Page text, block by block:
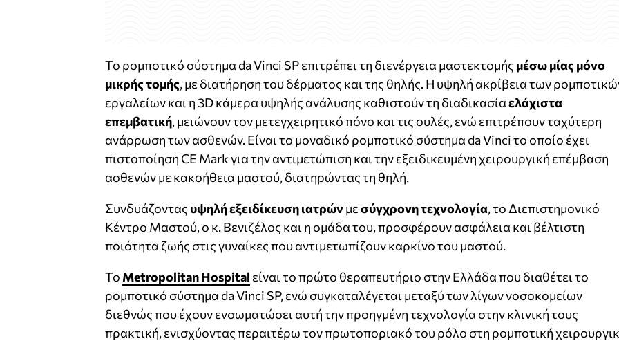
Το ρομποτικό σύστημα da Vinci SP επιτρέπει τη διενέργεια μαστεκτομής μέσω μίας μόνο
μικρής τομής, με διατήρηση του δέρματος και της θηλής. Η υψηλή ακρίβεια των
εργαλείων και η 3D κάμερα υψηλής ανάλυσης καθιστούν τη διαδικασίαελάχιστα
επεμβατική, μειώνουν τον μετεγχειρητικό πόνο και τις ουλές, ενώ επιτρέπουν ταχύτερη
ανάρρωση των ασθενών. Είναι το μοναδικό ρομποτικό σύστημα da Vinci το οποίο έχει
πιστοποίηση CE Mark για την αντιμετώπιση και την εξειδικευμένη χειρουργική επέμβαση
ασθενών με κακοήθεια μαστού, διατηρώντας τη θηλή.
Συνδυάζοντας υψηλή εξειδίκευση ιατρώνμεσύγχρονη τεχνολογία, το Διεπιστημονικό
Κέντρο Μαστού, ο κ. Βενιζέλος και η ομάδα του, προσφέρουν ασφάλεια και βέλτιστη
ποιότητα ζωής στις γυναίκες που αντιμετωπίζουν καρκίνο του μαστού.
Το Metropolitan Hospital είναι το πρώτο θεραπευτήριο στην Ελλάδα που διαθέτει το
ρομποτικό σύστημα da Vinci SP, ενώ συγκαταλέγεται μεταξύ των λίγων νοσοκομείων
διεθνώς που έχουν ενσωματώσει αυτή την προηγμένη τεχνολογία στην κλινική τους
πρακτική, ενισχύοντας περαιτέρω τον πρωτοποριακό του ρόλο στη ρομποτική